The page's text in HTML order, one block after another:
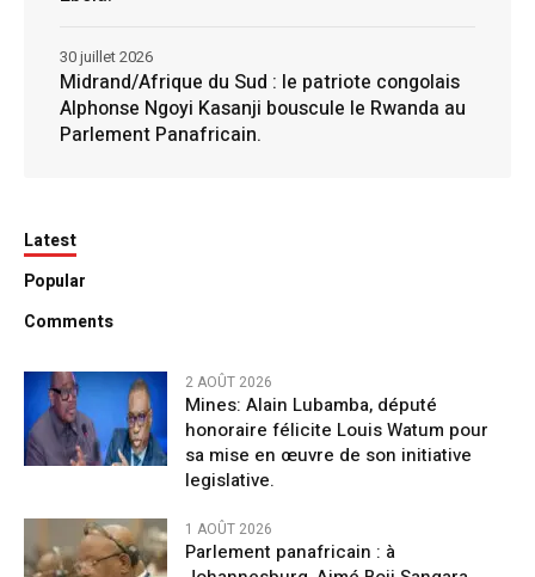
Midrand/Afrique du Sud : le patriote congolais
Alphonse Ngoyi Kasanji bouscule le Rwanda au
Parlement Panafricain.
30 juillet 2026
Latest
Popular
Comments
2 AOÛT 2026
Mines: Alain Lubamba, député
honoraire félicite Louis Watum pour
sa mise en œuvre de son initiative
legislative.
1 AOÛT 2026
Parlement panafricain : à